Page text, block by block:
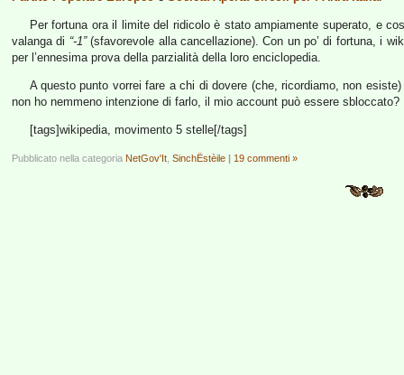
Per fortuna ora il limite del ridicolo è stato ampiamente superato, e
valanga di “-1”(sfavorevole alla cancellazione). Con un po’ di fortuna, i
per l’ennesima prova della parzialità della loro enciclopedia.
A questo punto vorrei fare a chi di dovere (che, ricordiamo, non
non ho nemmeno intenzione di farlo, il mio account può essere sbloccato?
[tags]wikipedia, movimento 5 stelle[/tags]
Pubblicato nella categoria NetGov'It SinchËstèile | 19 commenti »